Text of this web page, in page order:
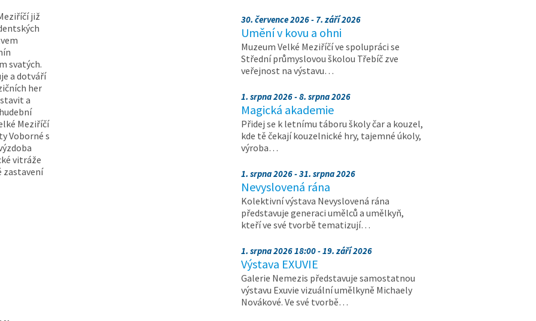
již
svatých.
a dotváří
her
a
Meziříčí
Voborné s
vitráže
zastavení
30. července 2026 - 7. září 2026
Umění v kovu a ohni
Muzeum Velké Meziříčí ve spolupráci se
Střední průmyslovou školou Třebíč zve
veřejnost na výstavu…
1. srpna 2026 - 8. srpna 2026
Magická akademie
Přidej se k letnímu táboru školy čar a kouzel,
kde tě čekají kouzelnické hry, tajemné úkoly,
výroba…
1. srpna 2026 - 31. srpna 2026
Nevyslovená rána
Kolektivní výstava Nevyslovená rána
představuje generaci umělců a umělkyň,
kteří ve své tvorbě tematizují…
1. srpna 2026 18:00 - 19. září 2026
Výstava EXUVIE
Galerie Nemezis představuje samostatnou
výstavu Exuvie vizuální umělkyně Michaely
Novákové. Ve své tvorbě…